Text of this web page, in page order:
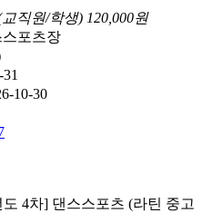
직원/학생) 120,000원
포츠장
10-30
도 4차] 댄스스포츠 (라틴 중고